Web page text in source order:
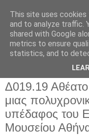
Δ019.19
μιας
υπέδαφος του
Μουσείου
This site uses
and to analyze traffic.
shared with Google
metrics to ensure
statistics, and to